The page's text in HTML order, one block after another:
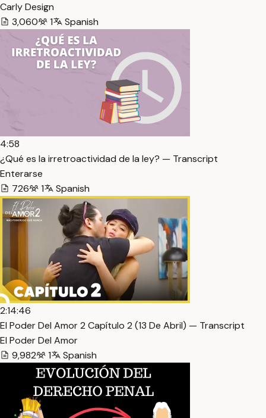
Carly Design
3,060
1 Spanish
4:58
¿Qué es la irretroactividad de la ley? — Transcript
Enterarse
726
1 Spanish
2:14:46
El Poder Del Amor 2 Capítulo 2 (13 De Abril) — Transcript
El Poder Del Amor
9,982
1 Spanish